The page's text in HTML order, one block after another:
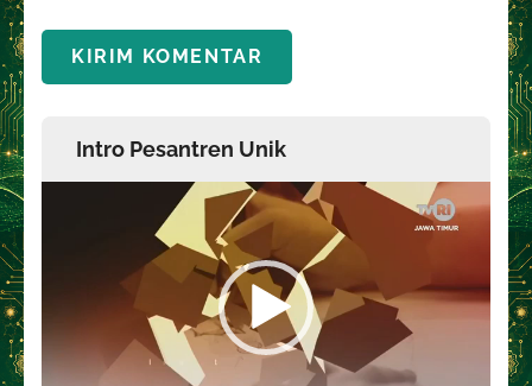
Intro Pesantren Unik